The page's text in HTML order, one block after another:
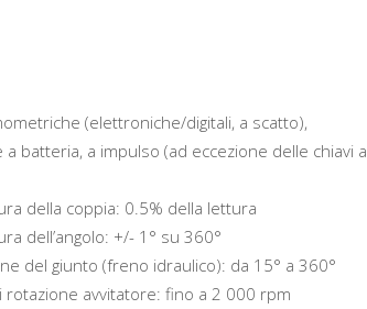
(elettroniche/digitali, a scatto),
batteria, a impulso (ad eccezione delle chiavi a
della coppia: 0.5% della lettura
dell’angolo: +/- 1° su 360°
del giunto (freno idraulico): da 15° a 360°
rotazione avvitatore: fino a 2 000 rpm